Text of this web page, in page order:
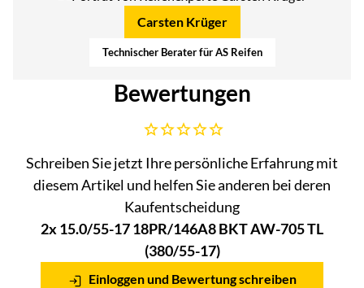
Carsten Krüger
Technischer Berater für AS Reifen
Bewertungen
Noch keine Bewertungen abgegeben
Schreiben Sie jetzt Ihre persönliche Erfahrung mit
diesem Artikel und helfen Sie anderen bei deren
Kaufentscheidung
2x 15.0/55-17 18PR/146A8 BKT AW-705 TL
(380/55-17)
Einloggen und Bewertung schreiben